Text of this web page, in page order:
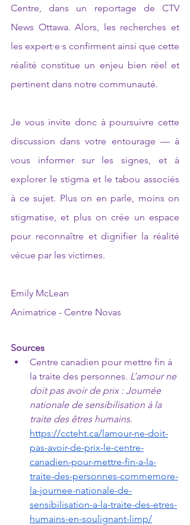
Centre, dans un reportage de CTV
News Ottawa. Alors, les recherches et
les expert·e·s confirment ainsi que cette
réalité constitue un enjeu bien réel et
pertinent dans notre communauté.
Je vous invite donc à poursuivre cette
discussion dans votre entourage — à
vous informer sur les signes, et à
explorer le stigma et le tabou associés
à ce sujet. Plus on en parle, moins on
stigmatise, et plus on crée un espace
pour reconnaître et dignifier la réalité
vécue par les victimes.
Emily McLean
Animatrice - Centre Novas
Sources
Centre canadien pour mettre fin à
la traite des personnes. L’amour ne
doit pas avoir de prix : Journée
nationale de sensibilisation à la
traite des êtres humains.
https://ccteht.ca/lamour-ne-doit-
pas-avoir-de-prix-le-centre-
canadien-pour-mettre-fin-a-la-
traite-des-personnes-commemore-
la-journee-nationale-de-
sensibilisation-a-la-traite-des-etres-
humains-en-soulignant-limp/